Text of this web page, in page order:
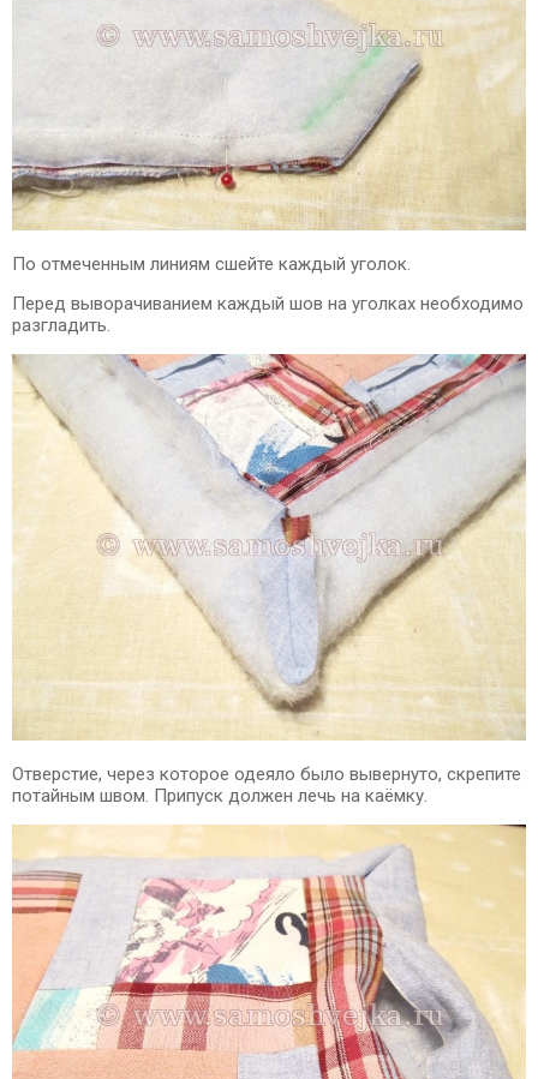
По отмеченным линиям сшейте каждый уголок.
Перед выворачиванием каждый шов на уголках необходимо
разгладить.
Отверстие, через которое одеяло было вывернуто, скрепите
потайным швом. Припуск должен лечь на каёмку.